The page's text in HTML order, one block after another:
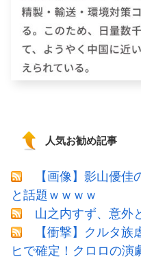
人気お勧め記事
【画像】影山優
と話題ｗｗｗｗ
山之内すず、意外
【衝撃】クルタ
ヒで確定！クロロの演